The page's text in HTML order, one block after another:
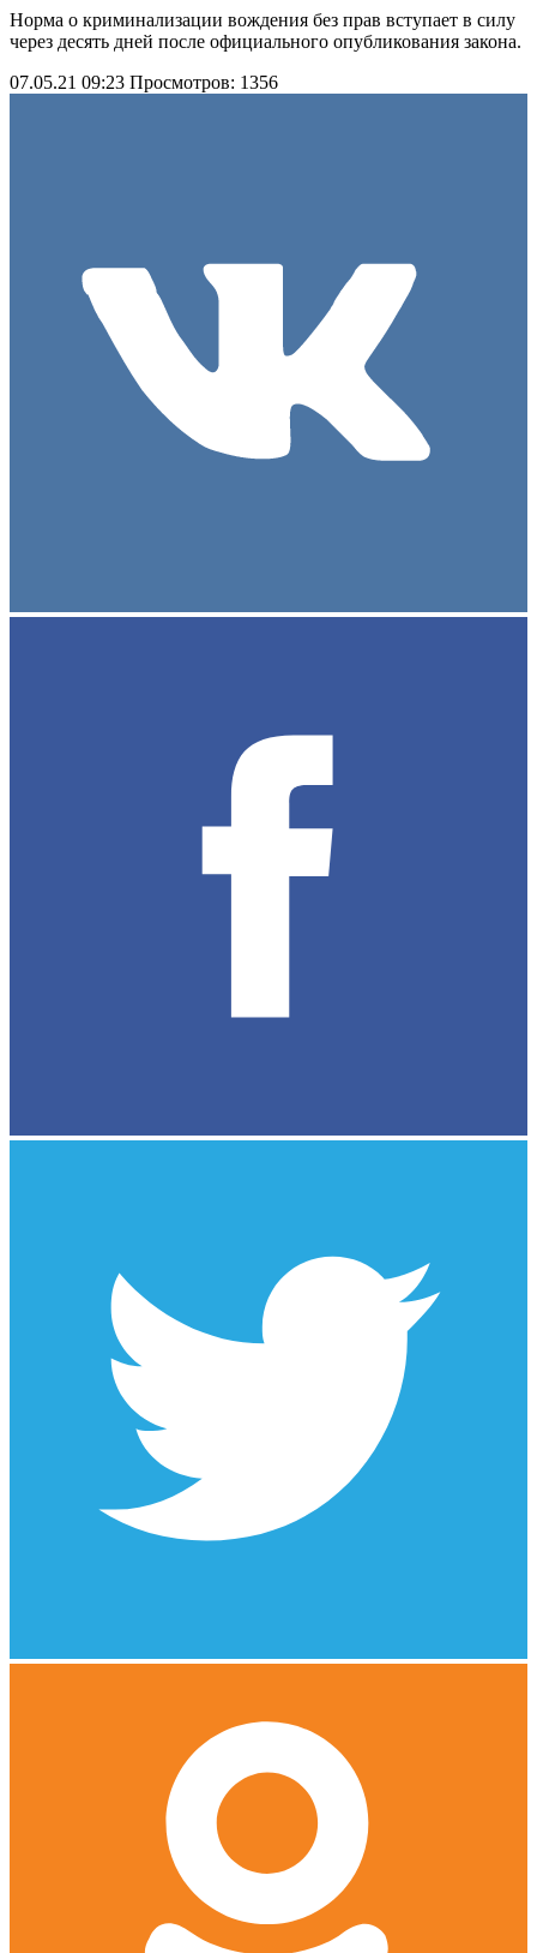
Норма о криминализации вождения без прав вступает в силу
через десять дней после официального опубликования закона.
07.05.21 09:23 Просмотров: 1356